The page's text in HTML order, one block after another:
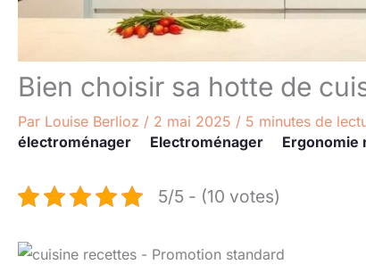
Bien choisir sa hotte de
Par Louise Berlioz / 2 mai 2025 / 5 minutes de
électroménager
Electroménager Ergonomie
5/5 - (10 votes)